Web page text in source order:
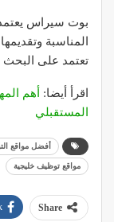
بوت سيراس
المناسبة
تعتمد على البحث
اقرأ أيضا:
أهم
المستقبلي
أفضل مواقع
مواقع توظيف خليجية
Share